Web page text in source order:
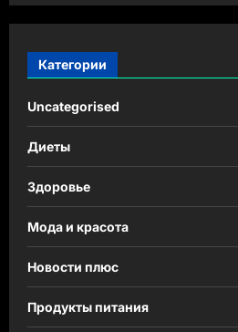
Категории
Uncategorised
Диеты
Здоровье
Мода и красота
Новости плюс
Продукты питания